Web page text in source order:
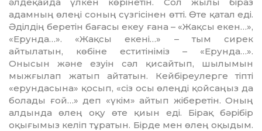
әлдеқайда үлкен көрінетін. Сол жылы біраз
адамның өлеңі соның сүзгісінен өтті. Өте қатал еді.
Әділдің беретін бағасы екеу ғана – «Жақ­сы екен…»,
«Ерунда…». «Жақсы екені…» – тым сирек
айтылатын, көбіне еститініміз – «Ерунда…».
Онысын және езуін сәл қи­сай­тып, шылымын
мыжғылап жатып ай­та­тын. Кейбіреулерге тіпті
«ерундасына» қосып, «сіз осы өлеңді қойсаңыз да
бола­ды ғой…» деп «үкім» айтып жіберетін. Оның
алдында өлең оқу өте қиын еді. Бірақ бәрібір
оқығымыз келіп тұратын. Бірде мен өлең оқыдым.